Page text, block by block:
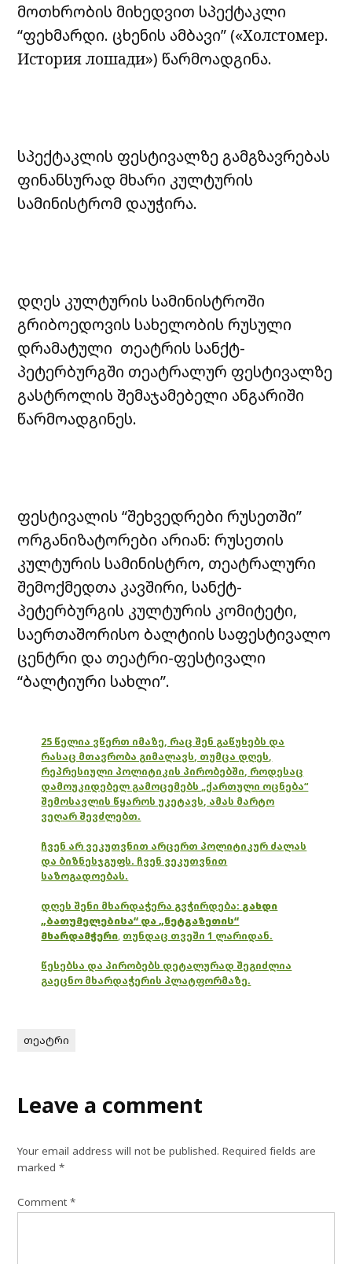
მოთხრობის მიხედვით სპექტაკლი
“ფეხმარდი. ცხენის ამბავი” («Холстомер.
История лошади») წარმოადგინა.
სპექტაკლის ფესტივალზე გამგზავრებას
ფინანსურად მხარი კულტურის
სამინისტრომ დაუჭირა.
დღეს კულტურის სამინისტროში
გრიბოედოვის სახელობის რუსული
დრამატული თეატრის სანქტ-
პეტერბურგში თეატრალურ ფესტივალზე
გასტროლის შემაჯამებელი ანგარიში
წარმოადგინეს.
ფესტივალის “შეხვედრები რუსეთში”
ორგანიზატორები არიან: რუსეთის
კულტურის სამინისტრო, თეატრალური
შემოქმედთა კავშირი, სანქტ-
პეტერბურგის კულტურის კომიტეტი,
საერთაშორისო ბალტიის საფესტივალო
ცენტრი და თეატრი-ფესტივალი
“ბალტიური სახლი”.
25 წელია ვწერთ იმაზე, რაც შენ გაწუხებს და
რასაც მთავრობა გიმალავს, თუმცა დღეს,
რეპრესიული პოლიტიკის პირობებში, როდესაც
დამოუკიდებელ გამოცემებს „ქართული ოცნება“
შემოსავლის წყაროს უკეტავს, ამას მარტო
ვეღარ შევძლებთ.
ჩვენ არ ვეკუთვნით არცერთ პოლიტიკურ ძალას
და ბიზნესჯგუფს. ჩვენ ვეკუთვნით
საზოგადოებას.
დღეს შენი მხარდაჭერა გვჭირდება: გახდი
„ბათუმელებისა“ და „ნეტგაზეთის“
მხარდამჭერი, თუნდაც თვეში 1 ლარიდან.
წესებსა და პირობებს დეტალურად შეგიძლია
გაეცნო მხარდაჭერის პლატფორმაზე.
თეატრი
Leave a comment
Your email address will not be published. Required fields are
marked*
Comment*